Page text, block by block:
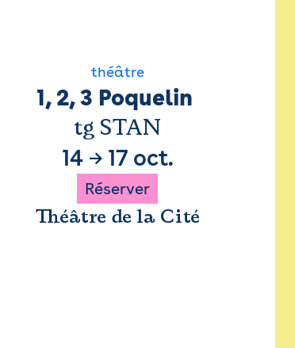
théâtre
1, 2, 3 Poquelin
tg STAN
14→ 17 oct.
Réserver
Théâtre de la Cité